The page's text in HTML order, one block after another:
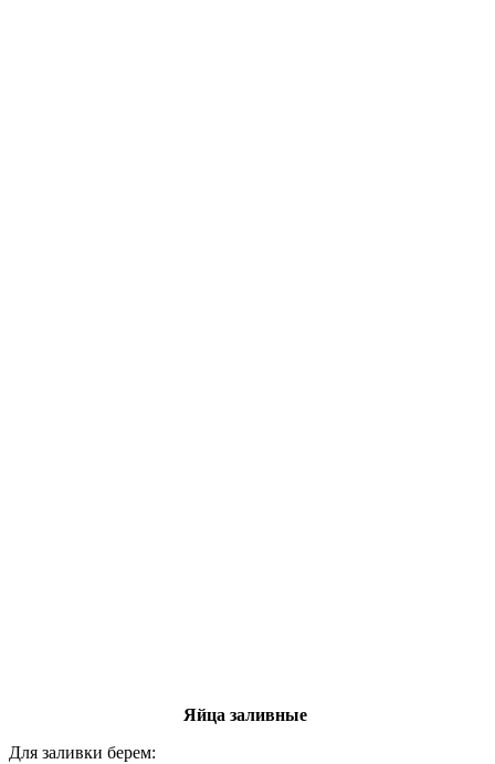
Яйца заливные
Для заливки берем: